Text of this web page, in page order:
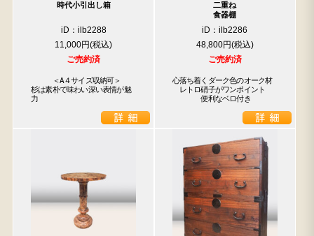
時代小引出し箱
iD：ilb2288
11,000円
ご売約済
＜A４サイズ収納可＞
杉は素朴で味わい深い表情が魅
力
二重ね
食器棚
iD：ilb2286
48,800円
ご売約済
心落ち着くダーク色のオーク材
レトロ硝子がワンポイント
便利なベロ付き